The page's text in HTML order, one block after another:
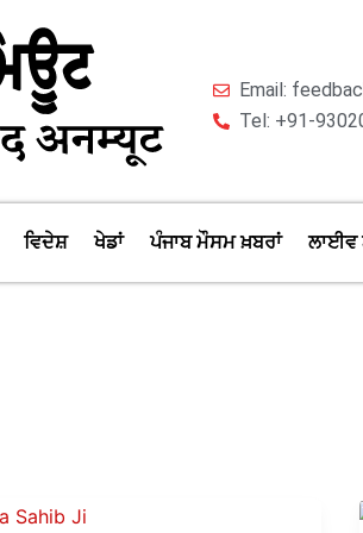
Email:
Tel: +91-
ਵਿਦੇਸ਼ ਖੇਡਾਂ ਪੰਜਾਬ ਮੌਸਮ ਖ਼ਬਰਾਂ ਲਾਈਵ